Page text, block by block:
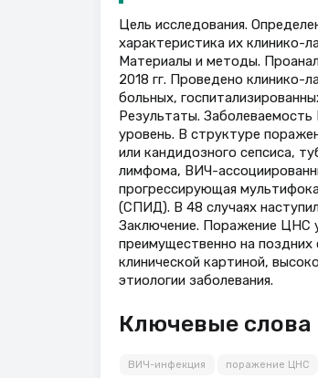
Цель исследования.
характеристика их клинико-
Материалы и методы.
2018 гг. Проведено клинико-
больных,
Результаты.
уровень. В структуре
или кандидозного сепсиса,
лимфома, ВИЧ-
прогрессирующая
(СПИД). В 48 случаях
Заключение. Поражение ЦНС
преимущественно на поздних
клинической картиной,
этиологии заболевания.
Ключевые слова
ВИЧ-инфекция поражение ЦНС